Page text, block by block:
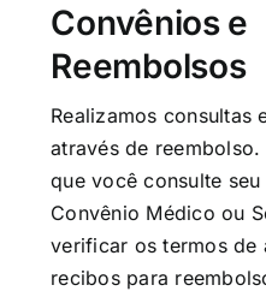
Convênios e
Reembolsos
Realizamos consultas
através de reembolso.
que você consulte seu
Convênio Médico ou
verificar os termos de
recibos para